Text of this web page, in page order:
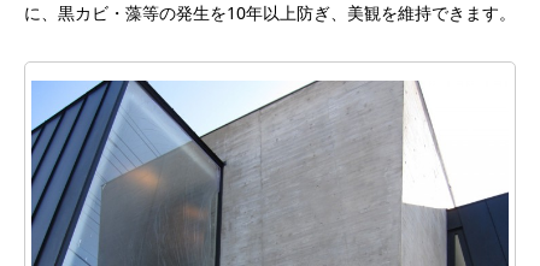
に、黒カビ・藻等の発生を10年以上防ぎ、美観を維持できます。